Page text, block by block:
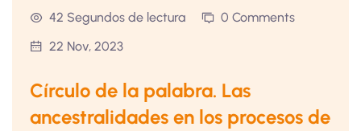
42 Segundos de lectura
0 Comments
22 Nov, 2023
Círculo de la palabra. Las
ancestralidades en los procesos de